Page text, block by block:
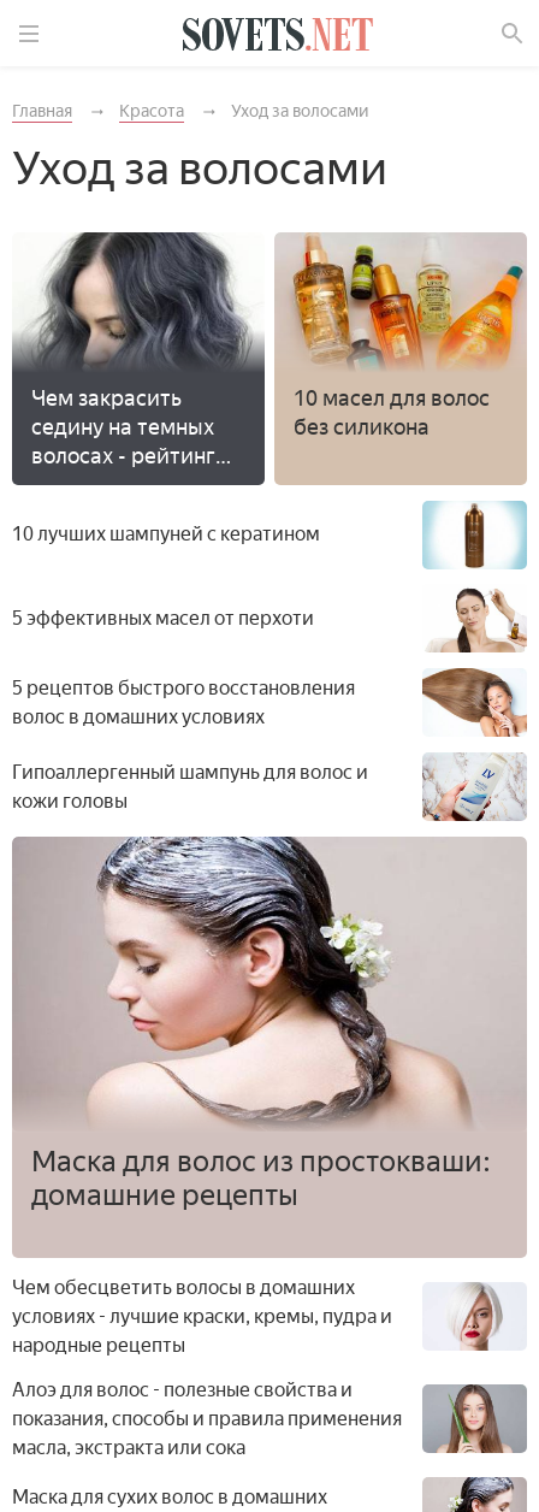
Главная Красота Уход за волосами
Уход за волосами
Чем закрасить
седину на темных
волосах - рейтинг
лучших красок
10 масел для волос
без силикона
10 лучших шампуней с кератином
5 эффективных масел от перхоти
5 рецептов быстрого восстановления
волос в домашних условиях
Гипоаллергенный шампунь для волос и
кожи головы
Маска для волос из простокваши:
домашние рецепты
Чем обесцветить волосы в домашних
условиях - лучшие краски, кремы, пудра и
народные рецепты
Алоэ для волос - полезные свойства и
показания, способы и правила применения
масла, экстракта или сока
Маска для сухих волос в домашних